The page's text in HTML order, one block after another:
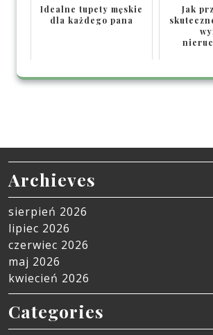
Idealne tupety męskie
dla każdego pana
Jak
Archieves
sierpień 2026
lipiec 2026
czerwiec 2026
maj 2026
kwiecień 2026
Categories